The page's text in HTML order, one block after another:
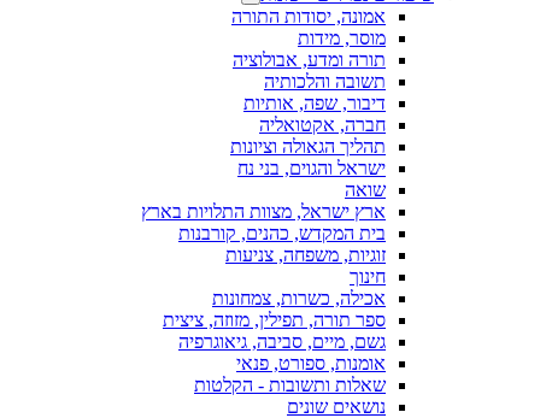
אמונה, יסודות התורה
מוסר, מידות
תורה ומדע, אבולוציה
תשובה והלכותיה
דיבור, שפה, אותיות
חברה, אקטואליה
תהליך הגאולה וציונות
ישראל והגוים, בני נח
שואה
ארץ ישראל, מצוות התלויות בארץ
בית המקדש, כהנים, קורבנות
זוגיות, משפחה, צניעות
חינוך
אכילה, כשרות, צמחונות
ספר תורה, תפילין, מזוזה, ציצית
גשם, מיים, סביבה, גיאוגרפיה
אומנות, ספורט, פנאי
שאלות ותשובות - הקלטות
נושאים שונים